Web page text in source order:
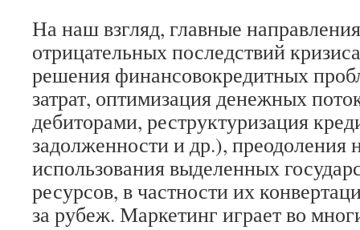
На наш взгляд, главные
отрицательных последствий
решения финансово­кредитных
затрат, оптимизация денежных
дебиторами, реструктуризация
задолженности и др.), преодоления
использования выделенных
ресурсов, в частности их
за рубеж. Маркетинг играет во